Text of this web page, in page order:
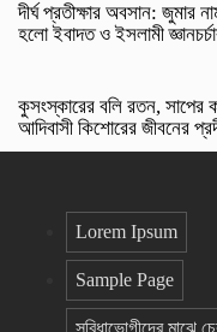
দীর্ঘ প্রতীক্ষার অবসান: জুমার
হলো ইবাদত ও ইসলামী
কুসংস্কারের বলি রতন, সাপের
আদিবাসী কিশোরের জীবনের
Lorem Ipsum
Sample Page